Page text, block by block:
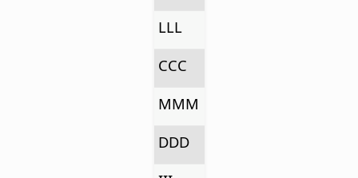
LLL
CCC
MMM
DDD